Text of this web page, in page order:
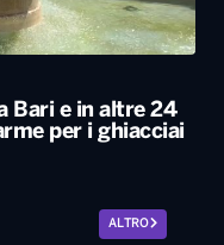
Bari e in altre 24
per i ghiacciai
ALTRO